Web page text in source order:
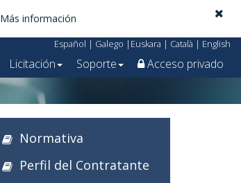
Más información
Español | Galego | Euskara | Català | English
Licitación Soporte Acceso privado
Normativa
Perfil del Contratante